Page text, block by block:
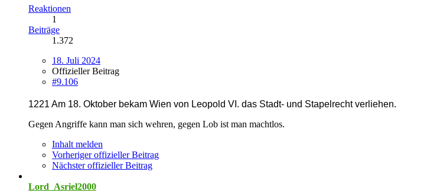
Reaktionen
1
Beiträge
1.372
18. Juli 2024
Offizieller Beitrag
#9.106
1221 Am 18. Oktober bekam Wien von Leopold VI. das Stadt- und Stapelrecht verliehen.
Gegen Angriffe kann man sich wehren, gegen Lob ist man machtlos.
Inhalt melden
Vorheriger offizieller Beitrag
Nächster offizieller Beitrag
Lord_Asriel2000